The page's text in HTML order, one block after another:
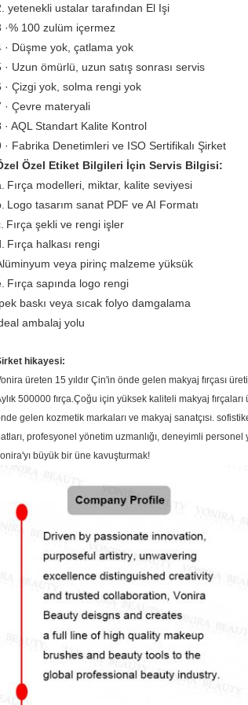
yetenekli ustalar tarafından El Işi
·% 100 zulüm içermez
· Düşme yok, çatlama yok
· Uzun ömürlü, uzun satış sonrası servis
· Çizgi yok, solma rengi yok
· Çevre materyali
· AQL Standart Kalite Kontrol
· Fabrika Denetimleri ve ISO Sertifikalı Şirket
Özel Etiket Bilgileri İçin Servis Bilgisi:
Fırça modelleri, miktar, kalite seviyesi
Logo tasarım sanat PDF ve AI Formatı
Fırça şekli ve rengi işler
Fırça halkası rengi
veya pirinç malzeme yüksük
Fırça sapında logo rengi
baskı veya sıcak folyo damgalama
ambalaj yolu
hikayesi:
üreten 15 yıldır Çin'in önde gelen makyaj fırçası
500000 fırça.Çoğu için yüksek kaliteli makyaj fırçaları
gelen kozmetik markaları ve makyaj sanatçısı.
profesyonel yönetim uzmanlığı, deneyimli personel
büyük bir üne kavuşturmak!